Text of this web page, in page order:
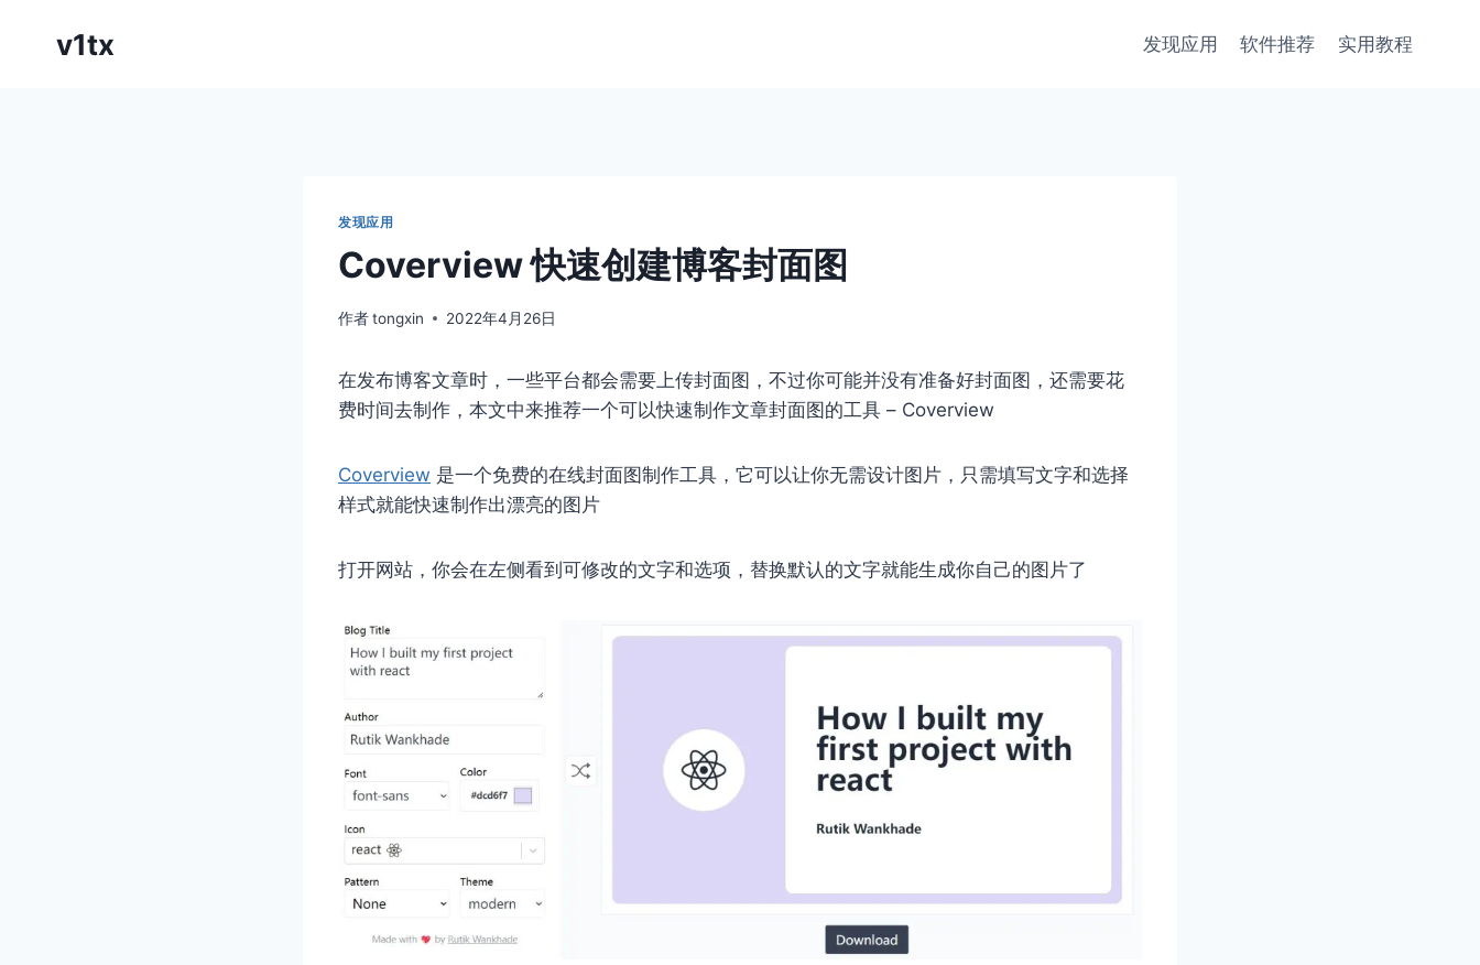
v1tx 发现应用 软件推荐 实用教程
发现应用
Coverview 快速创建博客封面图
作者tongxin 2022年4月26日
在发布博客文章时，一些平台都会需要上传封面图，不过你可能并没有准备好封面图，还需要花
费时间去制作，本文中来推荐一个可以快速制作文章封面图的工具 – Coverview
Coverview 是一个免费的在线封面图制作工具，它可以让你无需设计图片，只需填写文字和选择
样式就能快速制作出漂亮的图片
打开网站，你会在左侧看到可修改的文字和选项，替换默认的文字就能生成你自己的图片了